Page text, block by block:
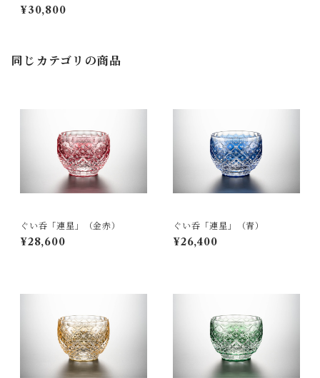
¥30,800
同じカテゴリの商品
ぐい呑「連星」（金赤）
¥28,600
ぐい呑「連星」（青）
¥26,400